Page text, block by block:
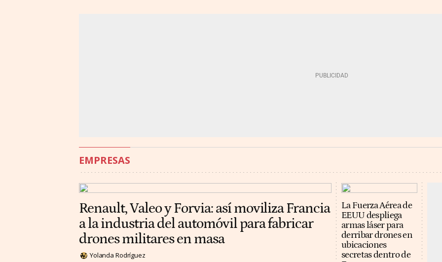
EMPRESAS
Renault, Valeo y Forvia: así moviliza Francia
a la industria del automóvil para fabricar
drones militares en masa
Yolanda Rodríguez
La Fuerza Aérea de
EEUU despliega
armas láser para
derribar drones en
ubicaciones
secretas dentro de